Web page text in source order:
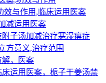
效与作用,临床运用医案
减运用医案
子汤加减治疗寒湿痹症
方意义,治疗范围
解，医案
运用医案，栀子干姜汤禁